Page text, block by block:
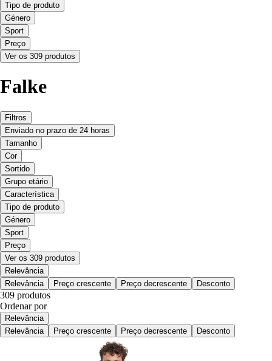
Tipo de produto
Género
Sport
Preço
Ver os 309 produtos
Falke
Filtros
Enviado no prazo de 24 horas
Tamanho
Cor
Sortido
Grupo etário
Característica
Tipo de produto
Género
Sport
Preço
Ver os 309 produtos
Relevância
Relevância
Preço crescente Preço decrescente Desconto
309 produtos
Ordenar por
Relevância
Relevância
Preço crescente Preço decrescente Desconto